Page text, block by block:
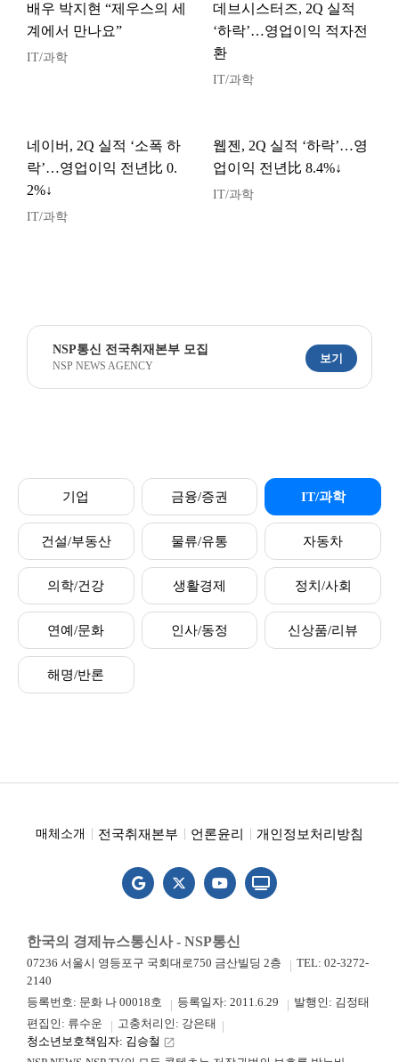
배우 박지현 “제우스의 세
계에서 만나요”
IT/과학
데브시스터즈, 2Q 실적
‘하락’…영업이익 적자전
환
IT/과학
네이버, 2Q 실적 ‘소폭 하
락’…영업이익 전년比 0.
2%↓
IT/과학
웹젠, 2Q 실적 ‘하락’…영
업이익 전년比 8.4%↓
IT/과학
NSP통신 전국취재본부 모집
NSP NEWS AGENCY
보기
기업 금융/증권 IT/과학
건설/부동산 물류/유통 자동차
의학/건강 생활경제 정치/사회
연예/문화 인사/동정 신상품/리뷰
해명/반론
매체소개 전국취재본부 언론윤리 개인정보처리방침
한국의 경제뉴스통신사 - NSP통신
07236 서울시 영등포구 국회대로750 금산빌딩 2층
TEL: 02-3272-
2140
등록번호: 문화 나 00018호
등록일자: 2011.6.29
발행인: 김정태
편집인: 류수운
고충처리인: 강은태
청소년보호책임자: 김승철 launch